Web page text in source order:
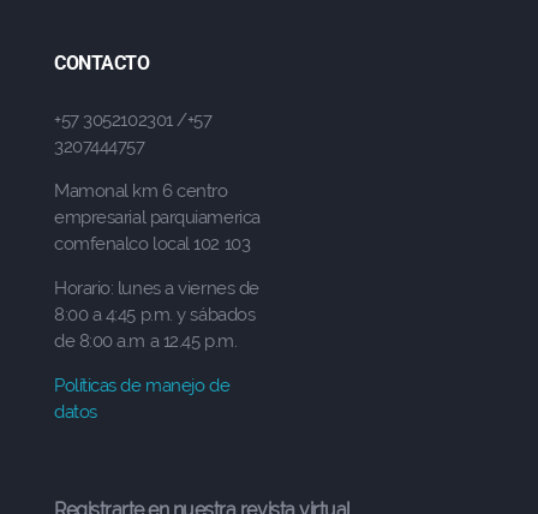
CONTACTO
+57 3052102301 /+57
3207444757
Mamonal km 6 centro
empresarial parquiamerica
comfenalco local 102 103
Horario: lunes a viernes de
8:00 a 4:45 p.m. y sábados
de 8:00 a.m a 12.45 p.m.
Políticas de manejo de
datos